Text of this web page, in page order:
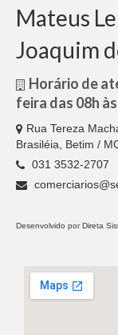
Mateus
Joaquim
Horário de
feira das 08h
Rua Tereza
Brasiléia, Betim /
031 3532-2707
Desenvolvido porDireta